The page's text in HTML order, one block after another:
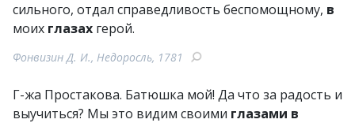
сильного, отдал справедливость беспомощному, в
моих глазах герой.
Фонвизин Д. И., Недоросль, 1781
Г-жа Простакова. Батюшка мой! Да что за радость и
выучиться? Мы это видим своими глазами в